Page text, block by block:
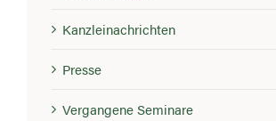
Kanzleinachrichten
Presse
Vergangene Seminare